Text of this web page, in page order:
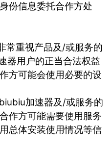
份信息委托合作方处
常重视产品及/或服务的
器用户的正当合法权益
方可能会使用必要的设
加速器及/或服务的
作方可能需要使用服务
总体安装使用情况等信